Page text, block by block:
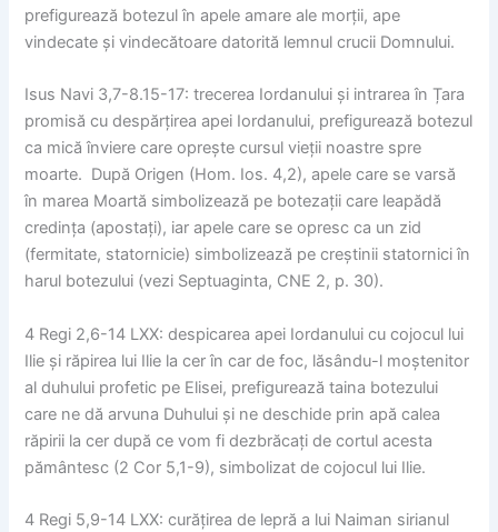
prefigurează botezul în apele amare ale morții, ape
vindecate și vindecătoare datorită lemnul crucii Domnului.
Isus Navi 3,7-8.15-17: trecerea Iordanului și intrarea în Țara
promisă cu despărțirea apei Iordanului, prefigurează botezul
ca mică înviere care oprește cursul vieții noastre spre
moarte. După Origen (Hom. Ios. 4,2), apele care se varsă
în marea Moartă simbolizează pe botezații care leapădă
credința (apostați), iar apele care se opresc ca un zid
(fermitate, statornicie) simbolizează pe creștinii statornici în
harul botezului (vezi Septuaginta, CNE 2, p. 30).
4 Regi 2,6-14 LXX: despicarea apei Iordanului cu cojocul lui
Ilie și răpirea lui Ilie la cer în car de foc, lăsându-l moștenitor
al duhului profetic pe Elisei, prefigurează taina botezului
care ne dă arvuna Duhului și ne deschide prin apă calea
răpirii la cer după ce vom fi dezbrăcați de cortul acesta
pământesc (2 Cor 5,1-9), simbolizat de cojocul lui Ilie.
4 Regi 5,9-14 LXX: curățirea de lepră a lui Naiman sirianul